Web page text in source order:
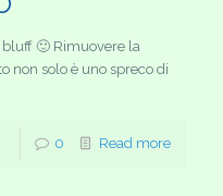
🙂 Rimuovere la
non solo è uno spreco di
0 Read more